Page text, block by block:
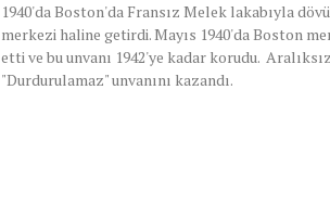
1940'da Boston'da Fransız Melek lakabıyla
merkezi haline getirdi. Mayıs 1940'da Boston
etti ve bu unvanı 1942'ye kadar korudu.
"Durdurulamaz" unvanını kazandı.